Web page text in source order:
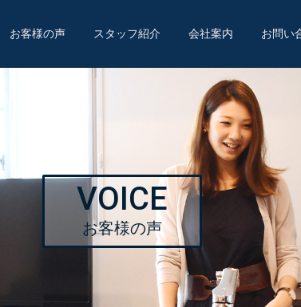
お客様の声 スタッフ紹介 会社案内 お問い
VOICE
お客様の声